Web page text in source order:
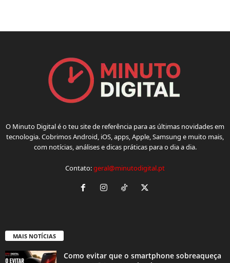
O Minuto Digital é o teu site de referência para as últimas novidades em
tecnologia. Cobrimos Android, iOS, apps, Apple, Samsung e muito mais,
com notícias, análises e dicas práticas para o dia a dia.
Contato:geral@minutodigital.pt
MAIS NOTÍCIAS
Como evitar que o smartphone sobreaqueça